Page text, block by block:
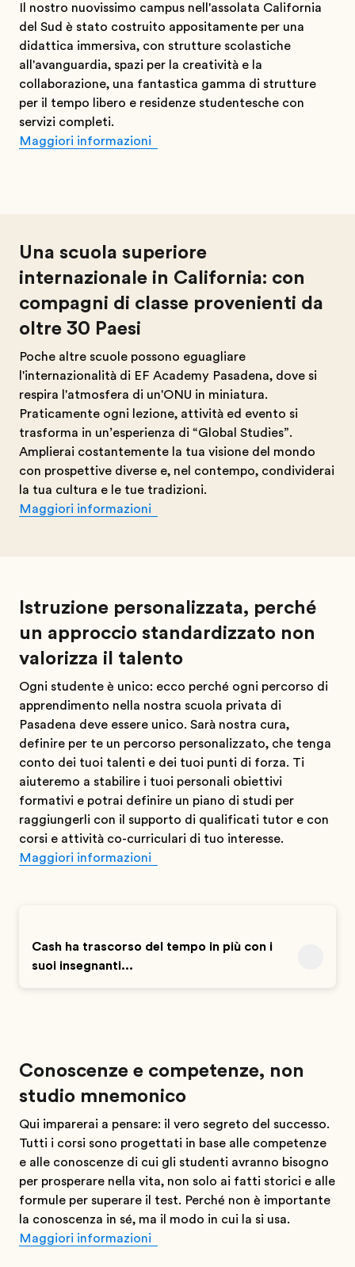
Il nostro nuovissimo campus nell'assolata California
del Sud è stato costruito appositamente per una
didattica immersiva, con strutture scolastiche
all'avanguardia, spazi per la creatività e la
collaborazione, una fantastica gamma di strutture
per il tempo libero e residenze studentesche con
servizi completi.
Maggiori informazioni
Una scuola superiore
internazionale in California: con
compagni di classe provenienti da
oltre 30 Paesi
Poche altre scuole possono eguagliare
l'internazionalità di EF Academy Pasadena, dove si
respira l'atmosfera di un'ONU in miniatura.
Praticamente ogni lezione, attività ed evento si
trasforma in un’esperienza di “Global Studies”.
Amplierai costantemente la tua visione del mondo
con prospettive diverse e, nel contempo, condividerai
la tua cultura e le tue tradizioni.
Maggiori informazioni
Istruzione personalizzata, perché
un approccio standardizzato non
valorizza il talento
Ogni studente è unico: ecco perché ogni percorso di
apprendimento nella nostra scuola privata di
Pasadena deve essere unico. Sarà nostra cura,
definire per te un percorso personalizzato, che tenga
conto dei tuoi talenti e dei tuoi punti di forza. Ti
aiuteremo a stabilire i tuoi personali obiettivi
formativi e potrai definire un piano di studi per
raggiungerli con il supporto di qualificati tutor e con
corsi e attività co-curriculari di tuo interesse.
Maggiori informazioni
Cash ha trascorso del tempo in più con i
suoi insegnanti...
Conoscenze e competenze, non
studio mnemonico
Qui imparerai a pensare: il vero segreto del successo.
Tutti i corsi sono progettati in base alle competenze
e alle conoscenze di cui gli studenti avranno bisogno
per prosperare nella vita, non solo ai fatti storici e alle
formule per superare il test. Perché non è importante
la conoscenza in sé, ma il modo in cui la si usa.
Maggiori informazioni